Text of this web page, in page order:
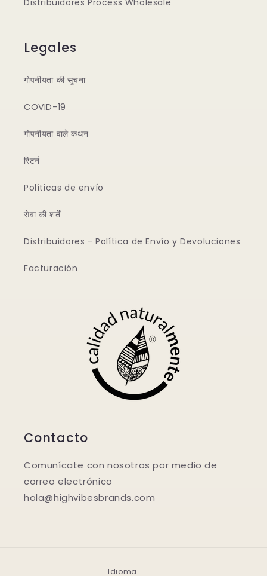
Distribuidores Process Wholesale
Legales
गोपनीयता की सूचना
COVID-19
गोपनीयता वाले कथन
रिटर्न
Políticas de envío
सेवा की शर्तें
Distribuidores - Política de Envío y Devoluciones
Facturación
Contacto
Comunícate con nosotros por medio de
correo electrónico
hola@highvibesbrands.com
Idioma